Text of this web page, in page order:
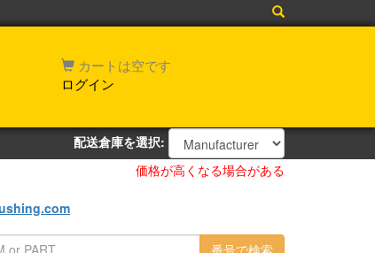
カートは空です
ログイン
配送倉庫を選択:
価格が高くなる場合がある